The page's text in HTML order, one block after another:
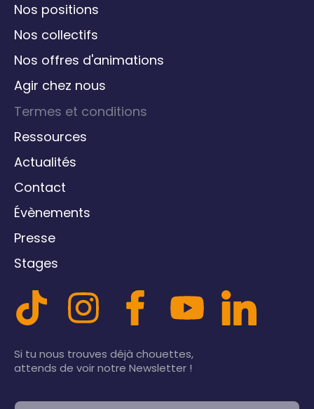
Nos positions
Nos collectifs
Nos offres d'animations
Agir chez nous
Termes et conditions
Ressources
Actualités
Contact
Évènements
Presse
Stages
Si tu nous trouves déjà chouettes,
attends de voir notre Newsletter !